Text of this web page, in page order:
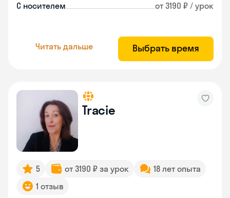
С носителем от 3190 ₽ / урок
Читать дальше Выбрать время
Tracie
5 от 3190 ₽ за урок
18 лет опыта
1 отзыв